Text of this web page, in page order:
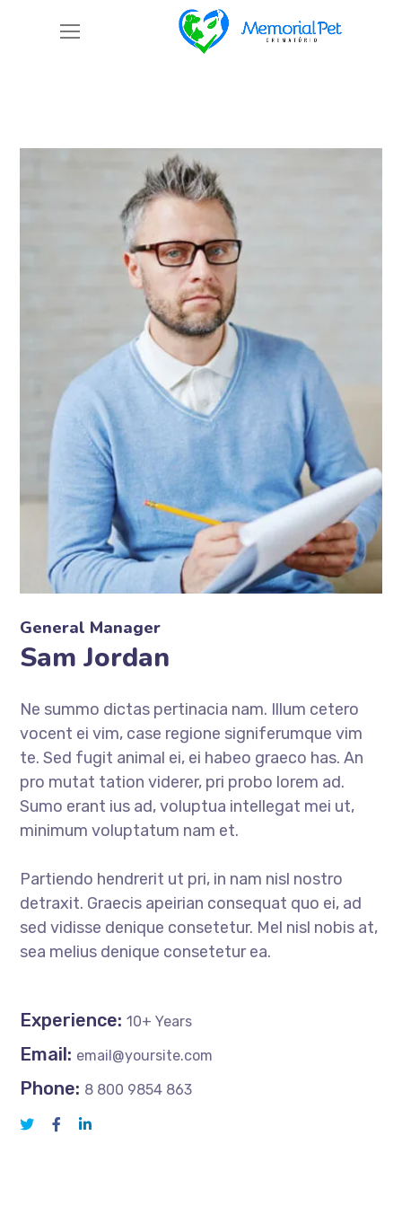
General Manager
Sam Jordan
Ne summo dictas pertinacia nam. Illum cetero
vocent ei vim, case regione signiferumque vim
te. Sed fugit animal ei, ei habeo graeco has. An
pro mutat tation viderer, pri probo lorem ad.
Sumo erant ius ad, voluptua intellegat mei ut,
minimum voluptatum nam et.
Partiendo hendrerit ut pri, in nam nisl nostro
detraxit. Graecis apeirian consequat quo ei, ad
sed vidisse denique consetetur. Mel nisl nobis at,
sea melius denique consetetur ea.
Experience: 10+ Years
Email: email@yoursite.com
Phone: 8 800 9854 863